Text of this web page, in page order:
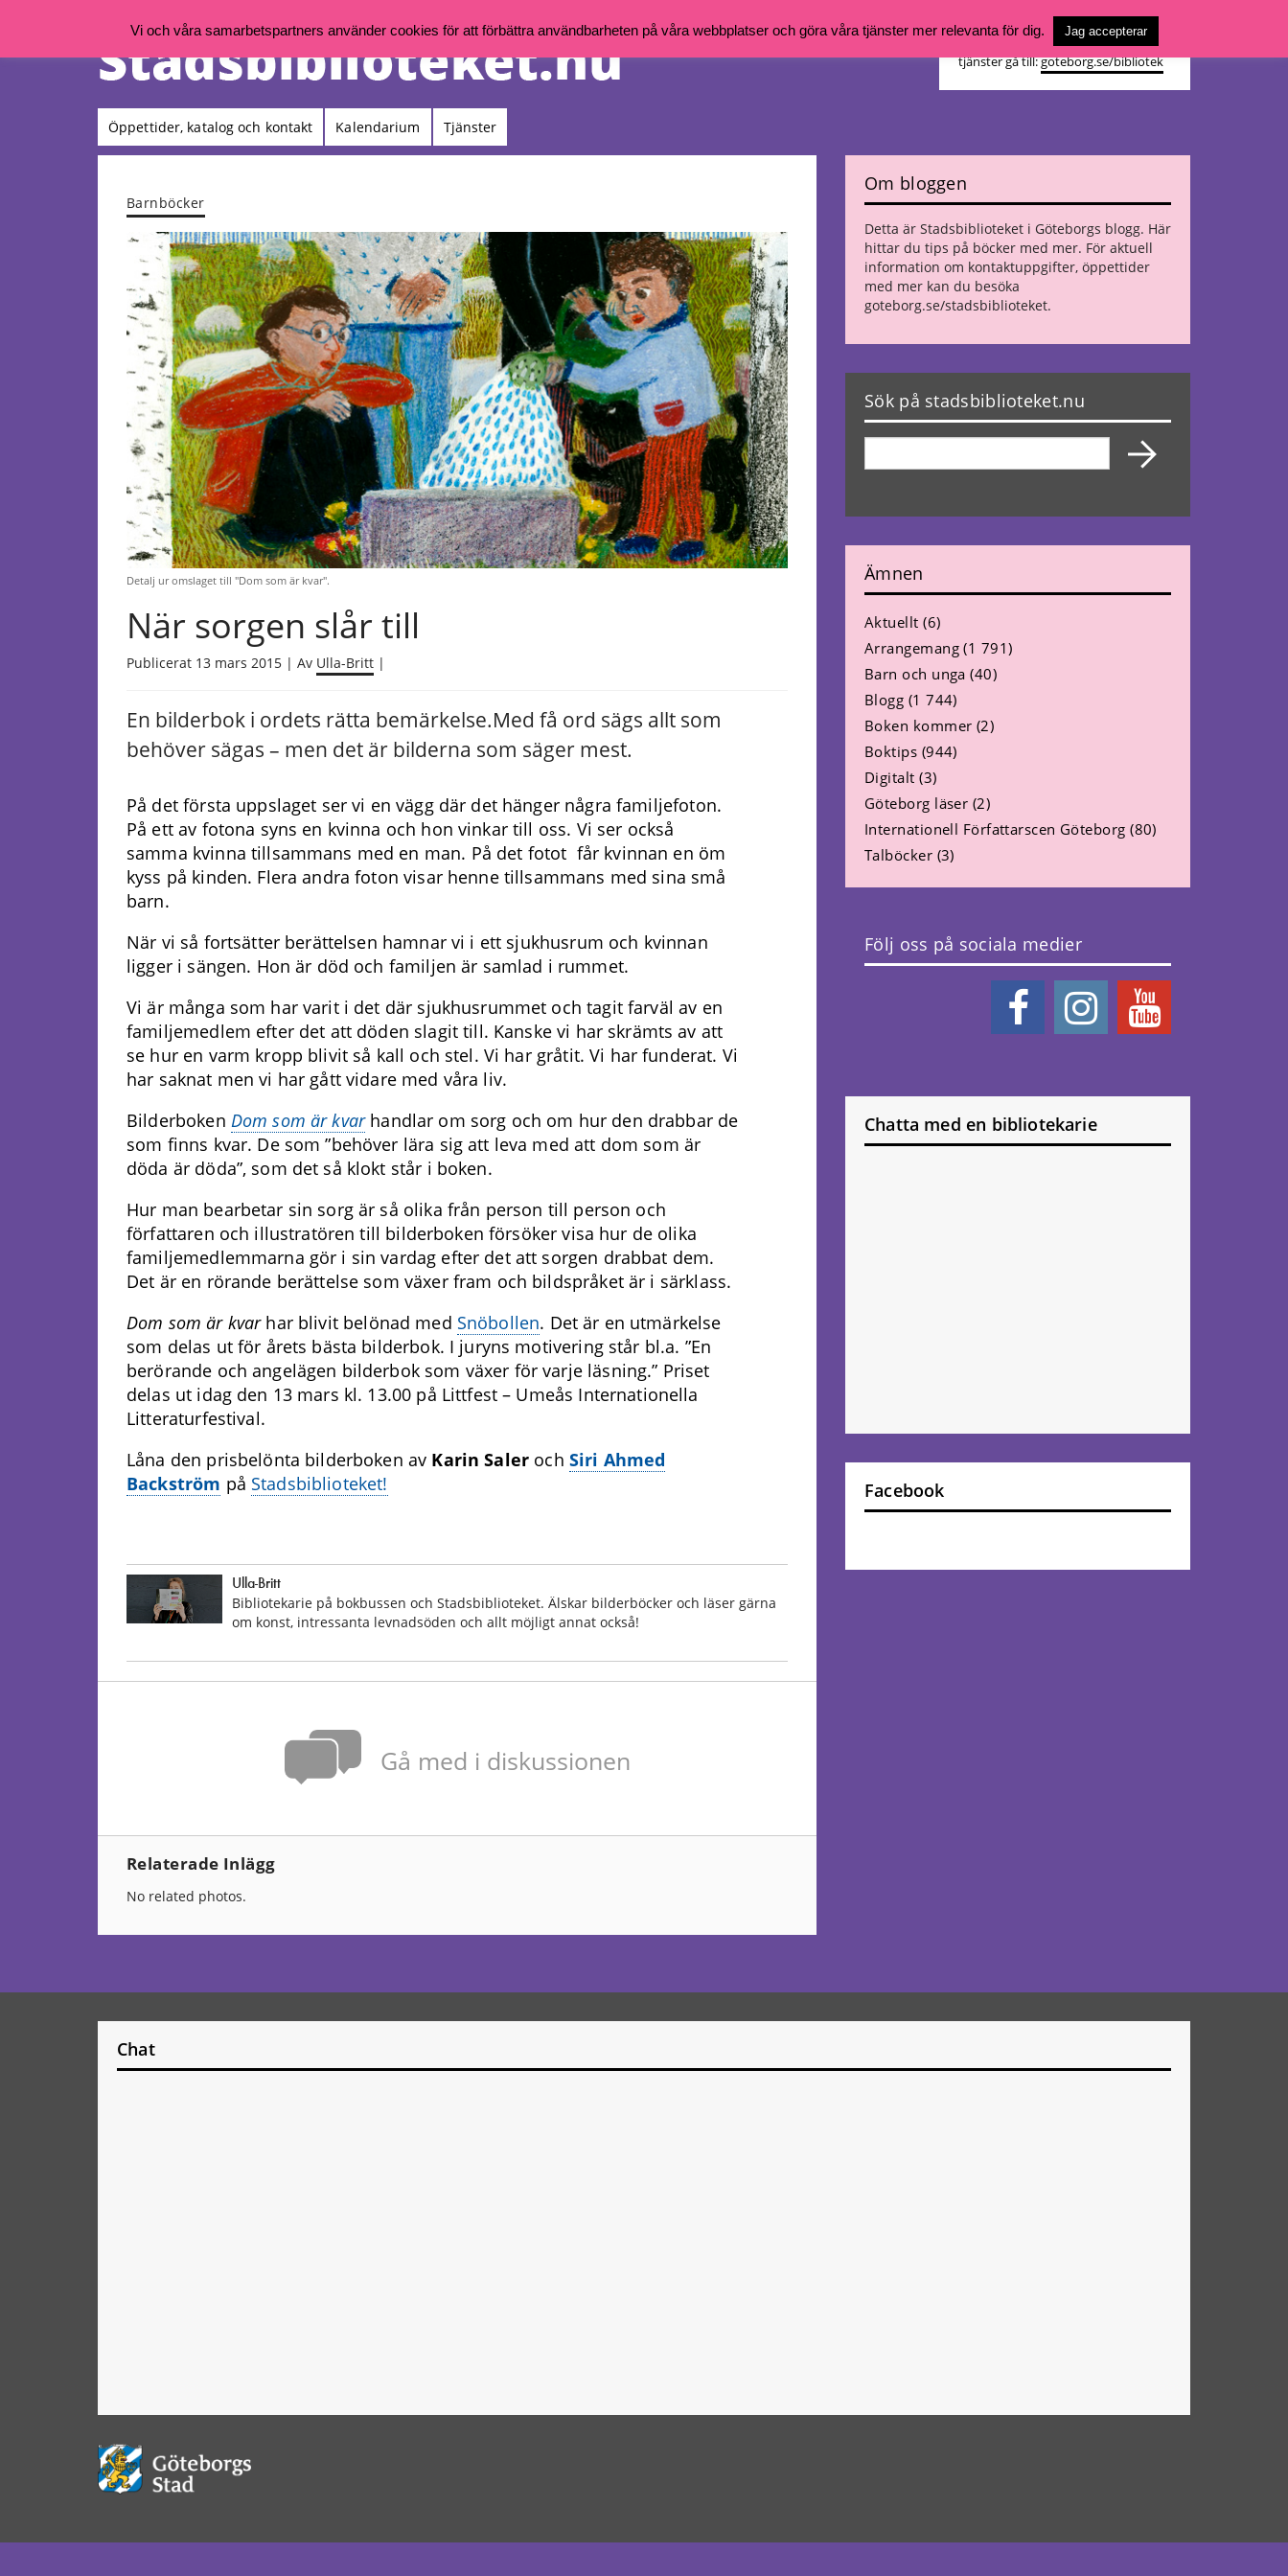
Öppettider, katalog och kontakt Kalendarium Tjänster
Vill du söka böcker, logga in på ditt
bibliotekskonto eller nå övriga
tjänster gå till:goteborg.se/bibliotek
Barnböcker
Detalj ur omslaget till "Dom som är kvar".
När sorgen slår till
Publicerat 13 mars 2015 | Av Ulla-Britt |
En bilderbok i ordets rätta bemärkelse.Med få ord sägs allt som
behöver sägas – men det är bilderna som säger mest.
På det första uppslaget ser vi en vägg där det hänger några familjefoton.
På ett av fotona syns en kvinna och hon vinkar till oss. Vi ser också
samma kvinna tillsammans med en man. På det fotot får kvinnan en öm
kyss på kinden. Flera andra foton visar henne tillsammans med sina små
barn.
När vi så fortsätter berättelsen hamnar vi i ett sjukhusrum och kvinnan
ligger i sängen. Hon är död och familjen är samlad i rummet.
Vi är många som har varit i det där sjukhusrummet och tagit farväl av en
familjemedlem efter det att döden slagit till. Kanske vi har skrämts av att
se hur en varm kropp blivit så kall och stel. Vi har gråtit. Vi har funderat. Vi
har saknat men vi har gått vidare med våra liv.
Bilderboken Dom som är kvarhandlar om sorg och om hur den drabbar de
som finns kvar. De som ”behöver lära sig att leva med att dom som är
döda är döda”, som det så klokt står i boken.
Hur man bearbetar sin sorg är så olika från person till person och
författaren och illustratören till bilderboken försöker visa hur de olika
familjemedlemmarna gör i sin vardag efter det att sorgen drabbat dem.
Det är en rörande berättelse som växer fram och bildspråket är i särklass.
Dom som är kvarhar blivit belönad med Snöbollen. Det är en utmärkelse
som delas ut för årets bästa bilderbok. I juryns motivering står bl.a. ”En
berörande och angelägen bilderbok som växer för varje läsning.” Priset
delas ut idag den 13 mars kl. 13.00 på Littfest – Umeås Internationella
Litteraturfestival.
Låna den prisbelönta bilderboken av Karin Saler och Siri Ahmed
Backström på Stadsbiblioteket!
Ulla-Britt
Bibliotekarie på bokbussen och Stadsbiblioteket. Älskar bilderböcker och läser gärna
om konst, intressanta levnadsöden och allt möjligt annat också!
Gå med i diskussionen
Relaterade Inlägg
No related photos.
Om bloggen
Detta är Stadsbiblioteket i Göteborgs blogg. Här
hittar du tips på böcker med mer. För aktuell
information om kontaktuppgifter, öppettider
med mer kan du besöka
goteborg.se/stadsbiblioteket.
Sök på stadsbiblioteket.nu
Ämnen
Aktuellt (6)
Arrangemang(1 791)
Barn och unga (40)
Blogg (1 744)
Boken kommer (2)
Boktips (944)
Digitalt (3)
Göteborg läser (2)
Internationell Författarscen Göteborg (80)
Talböcker (3)
Följ oss på sociala medier
Chatta med en bibliotekarie
Facebook
Chat
Vi och våra samarbetspartners använder cookies för att förbättra användbarheten på våra webbplatser och göra våra tjänster mer relevanta för dig. Jag accepterar